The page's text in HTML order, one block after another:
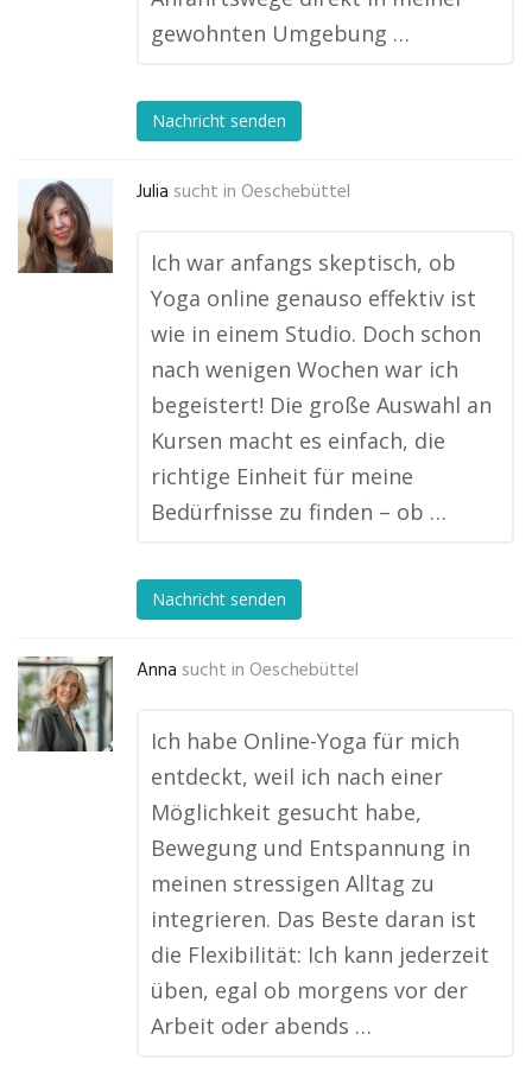
gewohnten Umgebung …
Nachricht senden
Julia sucht in Oeschebüttel
Ich war anfangs skeptisch, ob
Yoga online genauso effektiv ist
wie in einem Studio. Doch schon
nach wenigen Wochen war ich
begeistert! Die große Auswahl an
Kursen macht es einfach, die
richtige Einheit für meine
Bedürfnisse zu finden – ob …
Nachricht senden
Anna sucht in Oeschebüttel
Ich habe Online-Yoga für mich
entdeckt, weil ich nach einer
Möglichkeit gesucht habe,
Bewegung und Entspannung in
meinen stressigen Alltag zu
integrieren. Das Beste daran ist
die Flexibilität: Ich kann jederzeit
üben, egal ob morgens vor der
Arbeit oder abends …